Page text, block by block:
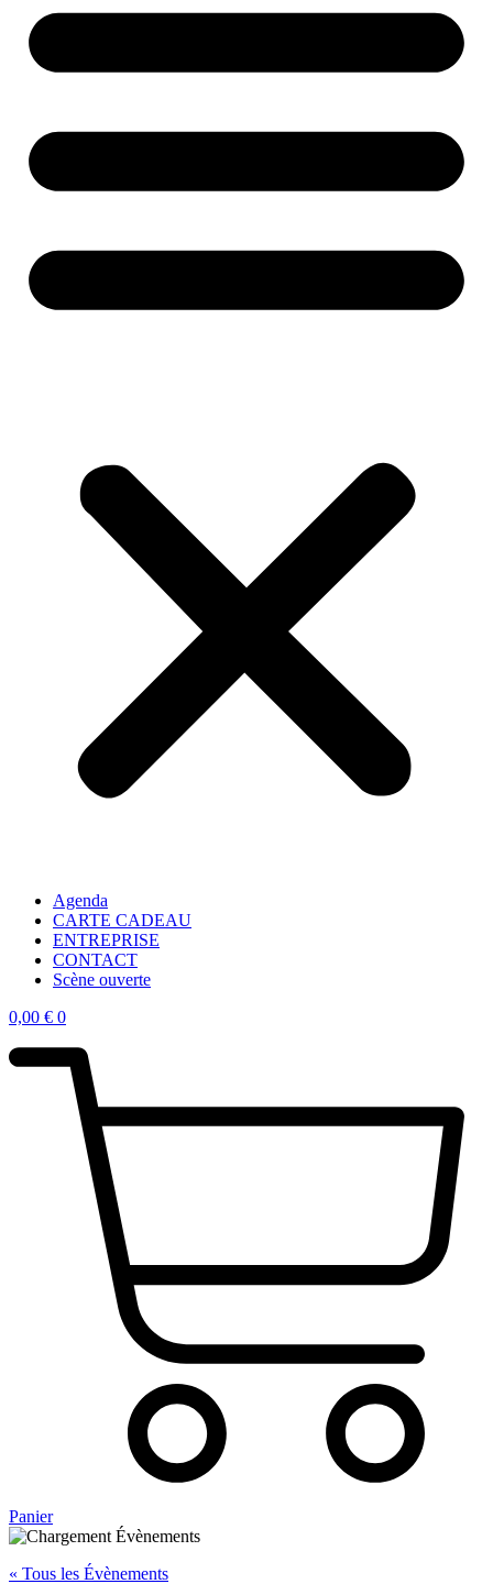
Agenda
CARTE CADEAU
ENTREPRISE
CONTACT
Scène ouverte
0,00 € 0
Panier
« Tous les Évènements